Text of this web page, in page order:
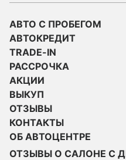
АВТО С ПРОБЕГОМ
АВТОКРЕДИТ
TRADE-IN
РАССРОЧКА
АКЦИИ
ВЫКУП
ОТЗЫВЫ
КОНТАКТЫ
ОБ АВТОЦЕНТРЕ
ОТЗЫВЫ О САЛОНЕ С